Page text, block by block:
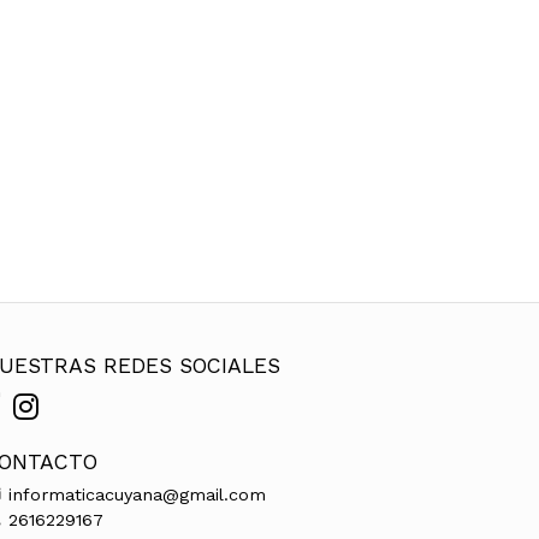
REDES SOCIALES
informaticacuyana@gmail.com
2616229167